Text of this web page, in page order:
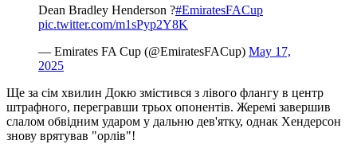
Dean Bradley Henderson ?#EmiratesFACup
pic.twitter.com/m1sPyp2Y8K
— Emirates FA Cup (@EmiratesFACup) May 17,
2025
Ще за сім хвилин Докю змістився з лівого флангу в центр
штрафного, перегравши трьох опонентів. Жеремі завершив
слалом обвідним ударом у дальню дев'ятку, однак Хендерсон
знову врятував "орлів"!